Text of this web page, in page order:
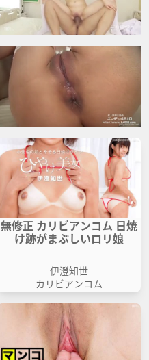
無修正 カリビアンコム 日焼
け跡がまぶしいロリ娘
伊澄知世
カリビアンコム